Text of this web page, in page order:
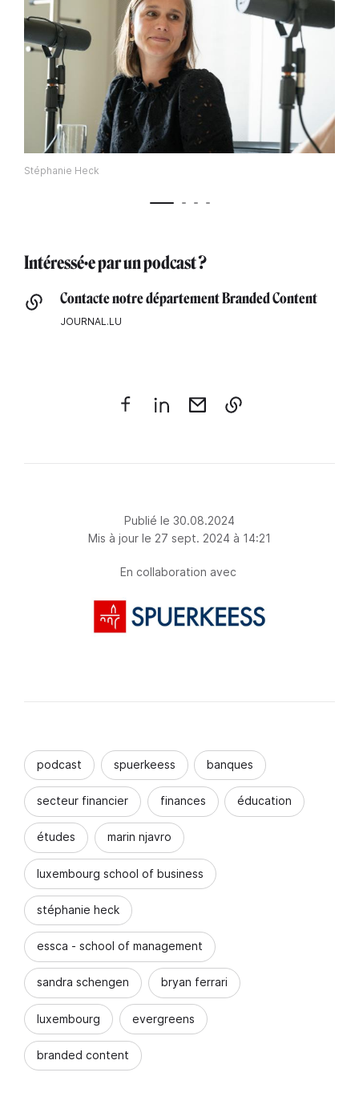
Stéphanie Heck
Intéressé·e par un podcast ?
Contacte notre département Branded Content
JOURNAL.LU
Publié le 30.08.2024
Mis à jour le 27 sept. 2024 à 14:21
En collaboration avec
podcast spuerkeess banques
secteur financier finances éducation
études marin njavro
luxembourg school of business
stéphanie heck
essca - school of management
sandra schengen bryan ferrari
luxembourg evergreens
branded content